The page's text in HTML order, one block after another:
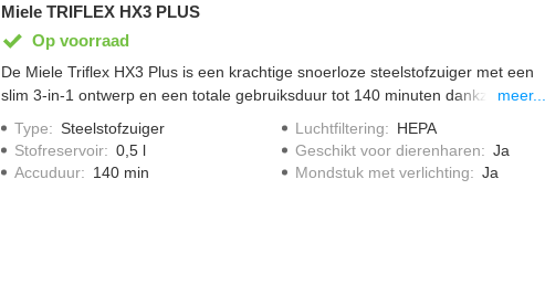
Miele TRIFLEX HX3 PLUS
Op voorraad
De Miele Triflex HX3 Plus is een krachtige snoerloze steelstofzuiger met een
slim 3-in-1 ontwerp en een totale gebruiksduur tot 140 minuten dankzij de
vermogen aan op elk vloertype, terwijl het HEPA-filter zorgt voor een
hygiënisch schone lucht. Met de extra accu en uitgebreide accessoireset
meer...
Type: Steelstofzuiger
Stofreservoir: 0,5 l
Accuduur: 140 min
Luchtfiltering: HEPA
Geschikt voor dierenharen: Ja
Mondstuk met verlichting: Ja